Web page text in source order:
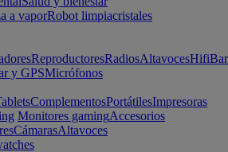
a vaporRobot limpiacristales
ReproductoresRadiosAltavocesHifi
y GPSMicrófonos
ComplementosPortátilesImpresoras
Monitores gamingAccesorios
CámarasAltavoces